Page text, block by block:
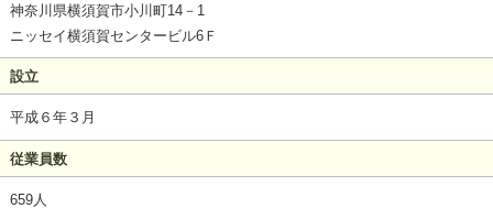
神奈川県横須賀市小川町14－1
ニッセイ横須賀センタービル6Ｆ
設立
平成６年３月
従業員数
659人